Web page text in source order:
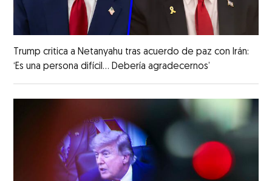
Trump critica a Netanyahu tras acuerdo de paz con Irán:
‘Es una persona difícil... Debería agradecernos’